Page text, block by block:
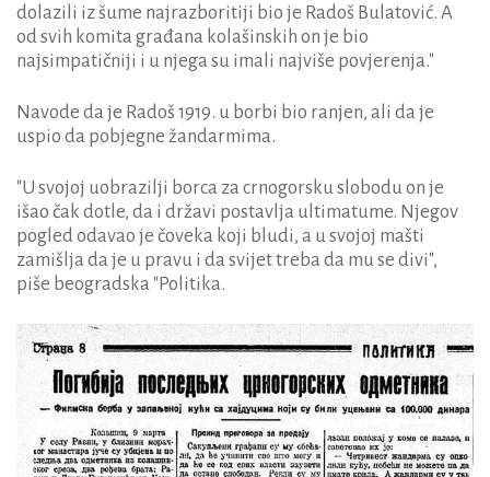
dolazili iz šume najrazboritiji bio je Radoš Bulatović. A
od svih komita građana kolašinskih on je bio
najsimpatičniji i u njega su imali najviše povjerenja."
Navode da je Radoš 1919. u borbi bio ranjen, ali da je
uspio da pobjegne žandarmima.
"U svojoj uobrazilji borca za crnogorsku slobodu on je
išao čak dotle, da i državi postavlja ultimatume. Njegov
pogled odavao je čoveka koji bludi, a u svojoj mašti
zamišlja da je u pravu i da svijet treba da mu se divi",
piše beogradska "Politika.